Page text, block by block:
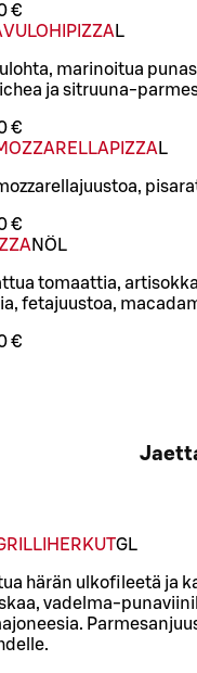
€
L
marinoitua
ja sitruuna-
€
L
€
NÖ L
tomaattia,
fetajuustoa,
€
GL
härän ulkofileetä ja
vadelma-